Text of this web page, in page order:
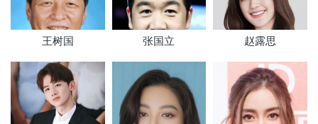
王树国 张国立 赵露思